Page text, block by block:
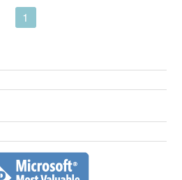
1